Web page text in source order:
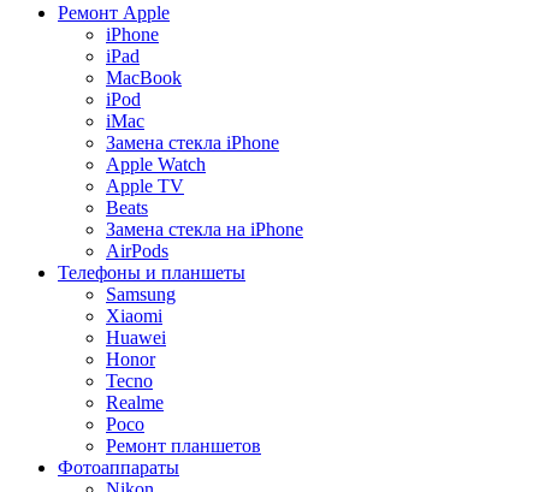
Ремонт Apple
iPhone
iPad
MacBook
iPod
iMac
Замена стекла iPhone
Apple Watch
Apple TV
Beats
Замена стекла на iPhone
AirPods
Телефоны и планшеты
Samsung
Xiaomi
Huawei
Honor
Tecno
Realme
Poco
Ремонт планшетов
Фотоаппараты